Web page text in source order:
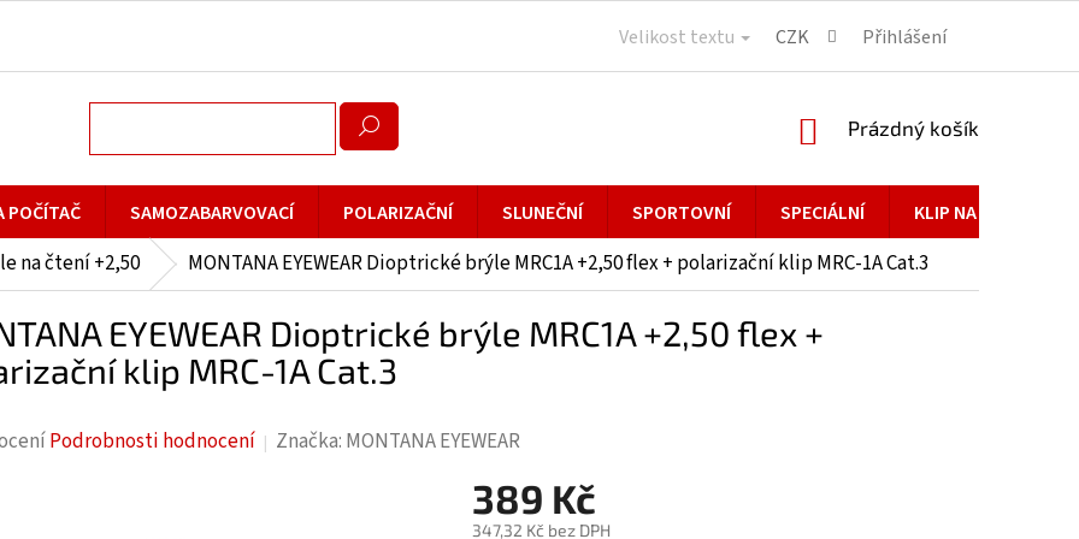
Velikost textu CZK Přihlášení
NÁKUPNÍ
Prázdný košík
POČÍTAČ SAMOZABARVOVACÍ POLARIZAČNÍ SLUNEČNÍ SPORTOVNÍ SPECIÁLNÍ KLIP NA BRÝLE
na čtení +2,50 MONTANA EYEWEAR Dioptrické brýle MRC1A +2,50 flex + polarizační klip MRC-1A Cat.3
EYEWEAR Dioptrické brýle MRC1A +2,50 flex +
klip MRC-1A Cat.3
Podrobnosti hodnocení Značka: MONTANA EYEWEAR
389 Kč
347,32 Kč bez DPH